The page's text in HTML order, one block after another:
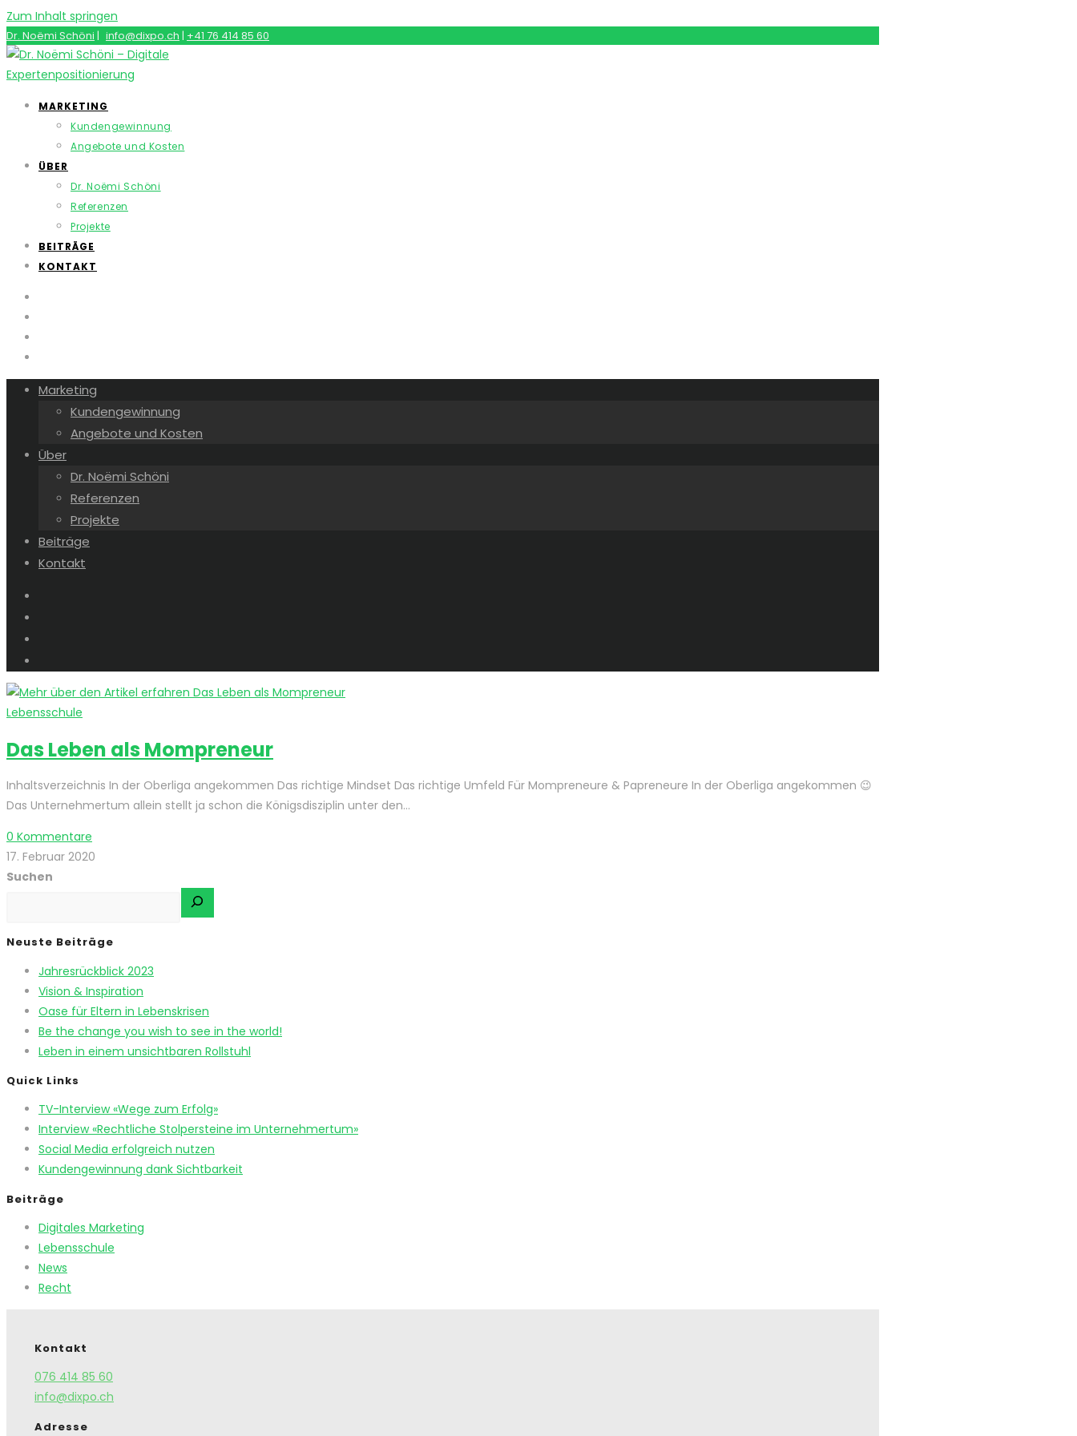
Zum Inhalt springen
Dr. Noëmi Schöni | info@dixpo.ch | +41 76 414 85 60
MARKETING
Kundengewinnung
Angebote und Kosten
ÜBER
Dr. Noëmi Schöni
Referenzen
Projekte
BEITRÄGE
KONTAKT
Marketing
Kundengewinnung
Angebote und Kosten
Über
Dr. Noëmi Schöni
Referenzen
Projekte
Beiträge
Kontakt
Lebensschule
Das Leben als Mompreneur
Inhaltsverzeichnis In der Oberliga angekommen Das richtige Mindset Das richtige Umfeld Für Mompreneure & Papreneure In der Oberliga angekommen 😉
Das Unternehmertum allein stellt ja schon die Königsdisziplin unter den…
0 Kommentare
17. Februar 2020
Suchen
Neuste Beiträge
Jahresrückblick 2023
Vision & Inspiration
Oase für Eltern in Lebenskrisen
Be the change you wish to see in the world!
Leben in einem unsichtbaren Rollstuhl
Quick Links
TV-Interview «Wege zum Erfolg»
Interview «Rechtliche Stolpersteine im Unternehmertum»
Social Media erfolgreich nutzen
Kundengewinnung dank Sichtbarkeit
Beiträge
Digitales Marketing
Lebensschule
News
Recht
Kontakt
076 414 85 60
info@dixpo.ch
Adresse